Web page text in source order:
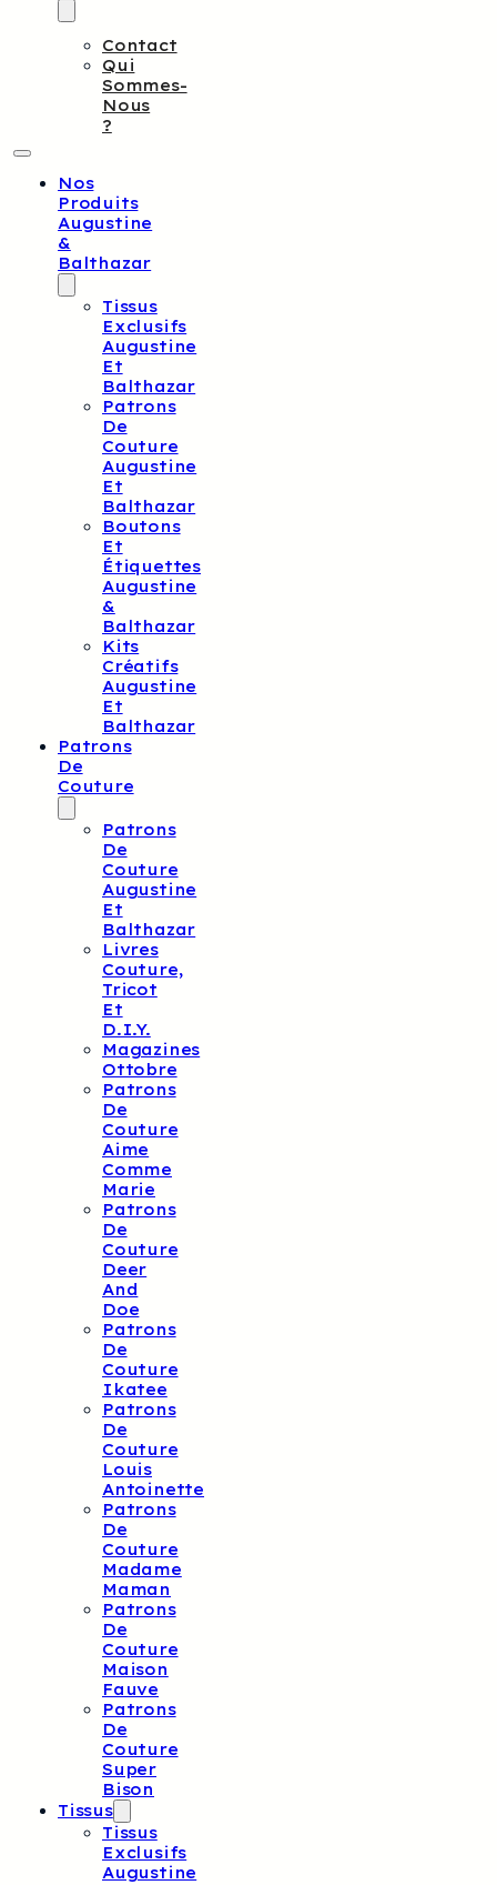
Contact
Qui
Sommes-
Nous
?
Nos
Produits
Augustine
&
Balthazar
Tissus
Exclusifs
Augustine
Et
Balthazar
Patrons
De
Couture
Augustine
Et
Balthazar
Boutons
Et
Étiquettes
Augustine
&
Balthazar
Kits
Créatifs
Augustine
Et
Balthazar
Patrons
De
Couture
Patrons
De
Couture
Augustine
Et
Balthazar
Livres
Couture,
Tricot
Et
D.I.Y.
Magazines
Ottobre
Patrons
De
Couture
Aime
Comme
Marie
Patrons
De
Couture
Deer
And
Doe
Patrons
De
Couture
Ikatee
Patrons
De
Couture
Louis
Antoinette
Patrons
De
Couture
Madame
Maman
Patrons
De
Couture
Maison
Fauve
Patrons
De
Couture
Super
Bison
Tissus
Tissus
Exclusifs
Augustine